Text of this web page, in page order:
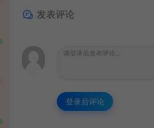
发表评论
登录后评论